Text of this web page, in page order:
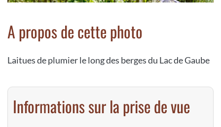
A propos de cette photo
Laitues de plumier le long des berges du Lac de Gaube
Informations sur la prise de vue